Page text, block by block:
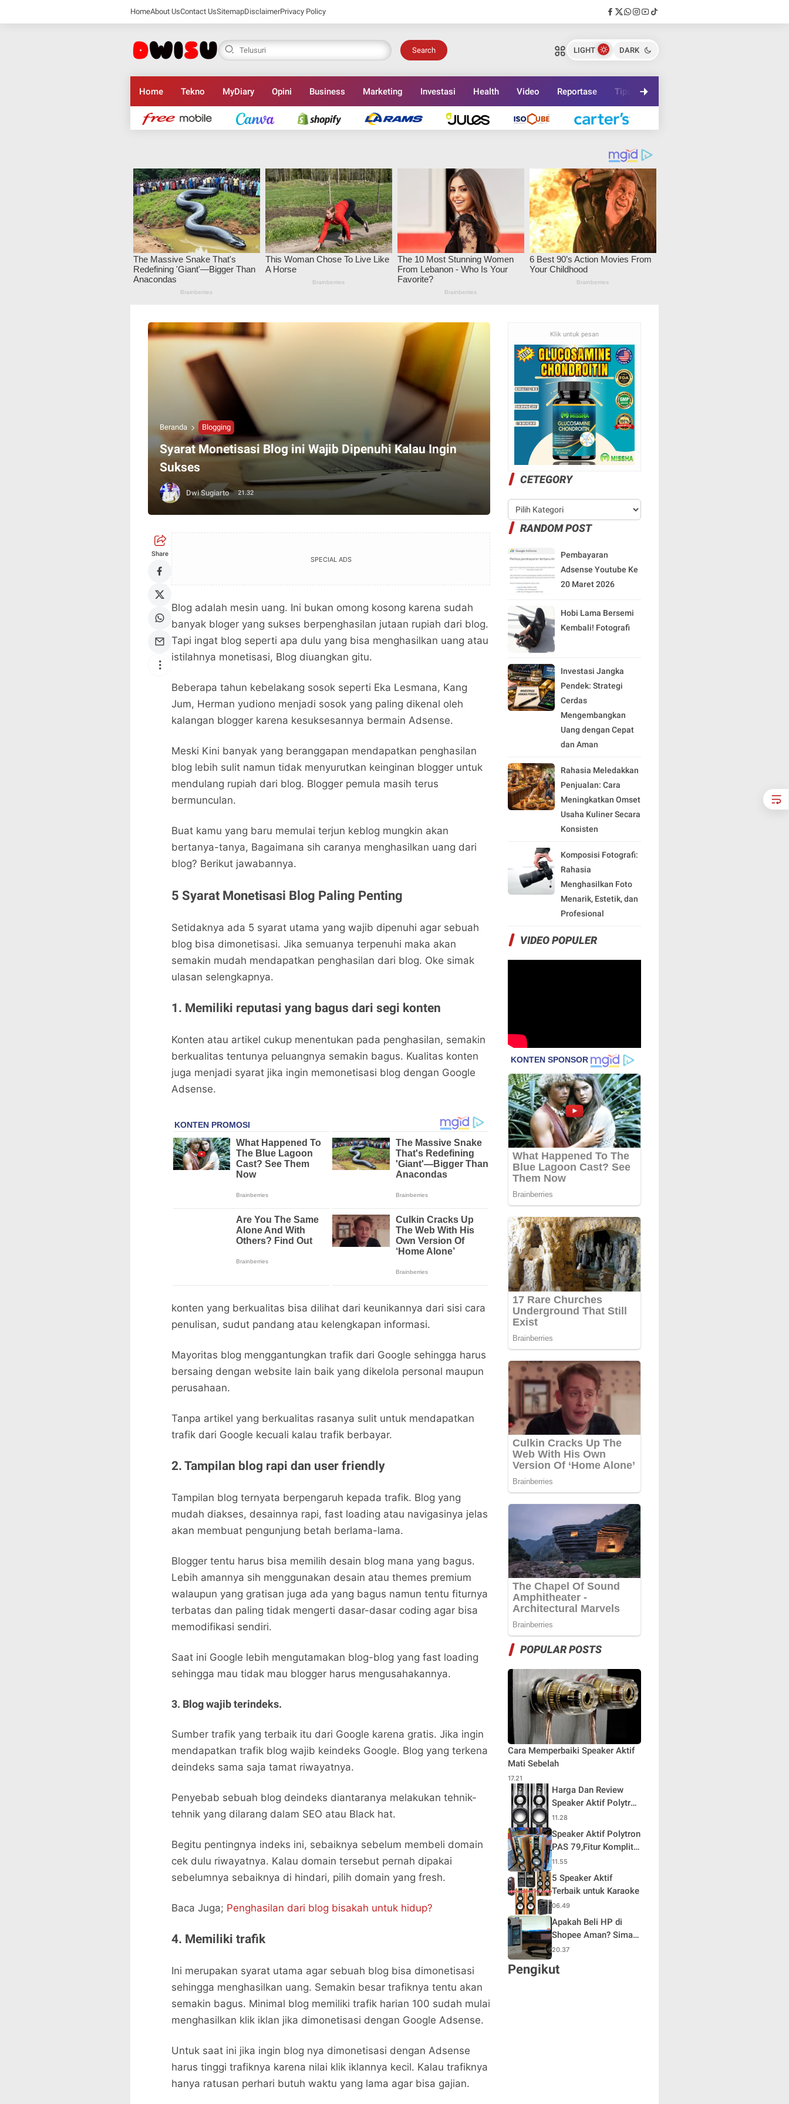
HomeAbout UsContact UsSitemapDisclaimerPrivacy Policy
Search LIGHT DARK
Home Tekno MyDiary Opini Business Marketing Investasi Health Video Reportase Tips
Beranda Blogging
Syarat Monetisasi Blog ini Wajib Dipenuhi Kalau Ingin
Sukses
Dwi Sugiarto 21.32
Share
Syarat Monetisasi Blog ini Wajib Dipenuhi Kalau
Ingin Sukses
Dwisu Web Id
SPECIAL ADS
Blog adalah mesin uang. Ini bukan omong kosong karena sudah
banyak bloger yang sukses berpenghasilan jutaan rupiah dari blog.
Tapi ingat blog seperti apa dulu yang bisa menghasilkan uang atau
istilahnya monetisasi, Blog diuangkan gitu.
Beberapa tahun kebelakang sosok seperti Eka Lesmana, Kang
Jum, Herman yudiono menjadi sosok yang paling dikenal oleh
kalangan blogger karena kesuksesannya bermain Adsense.
Meski Kini banyak yang beranggapan mendapatkan penghasilan
blog lebih sulit namun tidak menyurutkan keinginan blogger untuk
mendulang rupiah dari blog. Blogger pemula masih terus
bermunculan.
Buat kamu yang baru memulai terjun keblog mungkin akan
bertanya-tanya, Bagaimana sih caranya menghasilkan uang dari
blog? Berikut jawabannya.
5 Syarat Monetisasi Blog Paling Penting
Setidaknya ada 5 syarat utama yang wajib dipenuhi agar sebuah
blog bisa dimonetisasi. Jika semuanya terpenuhi maka akan
semakin mudah mendapatkan penghasilan dari blog. Oke simak
ulasan selengkapnya.
1. Memiliki reputasi yang bagus dari segi konten
Konten atau artikel cukup menentukan pada penghasilan, semakin
berkualitas tentunya peluangnya semakin bagus. Kualitas konten
juga menjadi syarat jika ingin memonetisasi blog dengan Google
Adsense.
konten yang berkualitas bisa dilihat dari keunikannya dari sisi cara
penulisan, sudut pandang atau kelengkapan informasi.
Mayoritas blog menggantungkan trafik dari Google sehingga harus
bersaing dengan website lain baik yang dikelola personal maupun
perusahaan.
Tanpa artikel yang berkualitas rasanya sulit untuk mendapatkan
trafik dari Google kecuali kalau trafik berbayar.
2. Tampilan blog rapi dan user friendly
Tampilan blog ternyata berpengaruh kepada trafik. Blog yang
mudah diakses, desainnya rapi, fast loading atau navigasinya jelas
akan membuat pengunjung betah berlama-lama.
Blogger tentu harus bisa memilih desain blog mana yang bagus.
Lebih amannya sih menggunakan desain atau themes premium
walaupun yang gratisan juga ada yang bagus namun tentu fiturnya
terbatas dan paling tidak mengerti dasar-dasar coding agar bisa
memodifikasi sendiri.
Saat ini Google lebih mengutamakan blog-blog yang fast loading
sehingga mau tidak mau blogger harus mengusahakannya.
3. Blog wajib terindeks.
Sumber trafik yang terbaik itu dari Google karena gratis. Jika ingin
mendapatkan trafik blog wajib keindeks Google. Blog yang terkena
deindeks sama saja tamat riwayatnya.
Penyebab sebuah blog deindeks diantaranya melakukan tehnik-
tehnik yang dilarang dalam SEO atau Black hat.
Begitu pentingnya indeks ini, sebaiknya sebelum membeli domain
cek dulu riwayatnya. Kalau domain tersebut pernah dipakai
sebelumnya sebaiknya di hindari, pilih domain yang fresh.
Baca Juga; Penghasilan dari blog bisakah untuk hidup?
4. Memiliki trafik
Ini merupakan syarat utama agar sebuah blog bisa dimonetisasi
sehingga menghasilkan uang. Semakin besar trafiknya tentu akan
semakin bagus. Minimal blog memiliki trafik harian 100 sudah mulai
menghasilkan klik iklan jika dimonetisasi dengan Google Adsense.
Untuk saat ini jika ingin blog nya dimonetisasi dengan Adsense
harus tinggi trafiknya karena nilai klik iklannya kecil. Kalau trafiknya
hanya ratusan perhari butuh waktu yang lama agar bisa gajian.
Syarat Monetisasi Blog ini Wajib Dipenuhi Kalau
Ingin Sukses
Dwisu Web Id
Klik untuk pesan
CETEGORY
RANDOM POST
Pembayaran
Adsense Youtube Ke
20 Maret 2026
Hobi Lama Bersemi
Kembali! Fotografi
Investasi Jangka
Pendek: Strategi
Cerdas
Mengembangkan
Uang dengan Cepat
dan Aman
Rahasia Meledakkan
Penjualan: Cara
Meningkatkan Omset
Usaha Kuliner Secara
Konsisten
Komposisi Fotografi:
Rahasia
Menghasilkan Foto
Menarik, Estetik, dan
Profesional
VIDEO POPULER
POPULAR POSTS
Cara Memperbaiki Speaker Aktif
Mati Sebelah
17.21
Harga Dan Review
Speaker Aktif Polytron
PAS 68
11.28
Speaker Aktif Polytron
PAS 79,Fitur Komplit
Desain Oke
11.55
5 Speaker Aktif
Terbaik untuk Karaoke
06.49
Apakah Beli HP di
Shopee Aman? Simak
pengalaman saya
20.37
Pengikut